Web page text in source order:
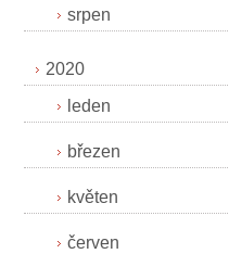
srpen
2020
leden
březen
květen
červen